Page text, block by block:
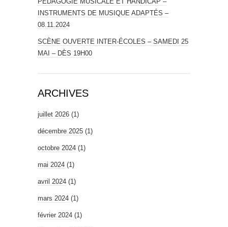
INSTRUMENTS DE MUSIQUE ADAPTÉS –
08.11.2024
SCÈNE OUVERTE INTER-ÉCOLES – SAMEDI 25
MAI – DÈS 19H00
ARCHIVES
juillet 2026 (1)
décembre 2025 (1)
octobre 2024 (1)
mai 2024 (1)
avril 2024 (1)
mars 2024 (1)
février 2024 (1)